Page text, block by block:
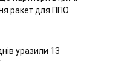
ракет для ППО
уразили 13